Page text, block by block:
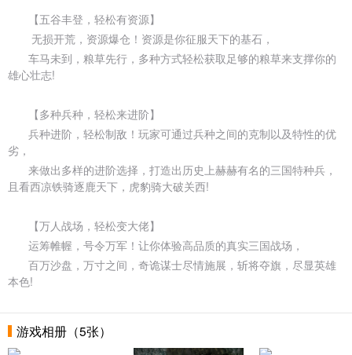
【五谷丰登，轻松有资源】
无损开荒，资源爆仓！资源是你征服天下的基石，
车马未到，粮草先行，多种方式轻松获取足够的粮草来支撑你的
雄心壮志!
【多种兵种，轻松来进阶】
兵种进阶，轻松制敌！玩家可通过兵种之间的克制以及特性的优
劣，
来做出多样的进阶选择，打造出历史上赫赫有名的三国特种兵，
且看西凉铁骑逐鹿天下，虎豹骑大破关西!
【万人战场，轻松变大佬】
运筹帷幄，号令万军！让你体验高品质的真实三国战场，
百万沙盘，万寸之间，奇诡谋士尽情施展，斩将夺旗，尽显英雄
本色!
游戏相册（5张）